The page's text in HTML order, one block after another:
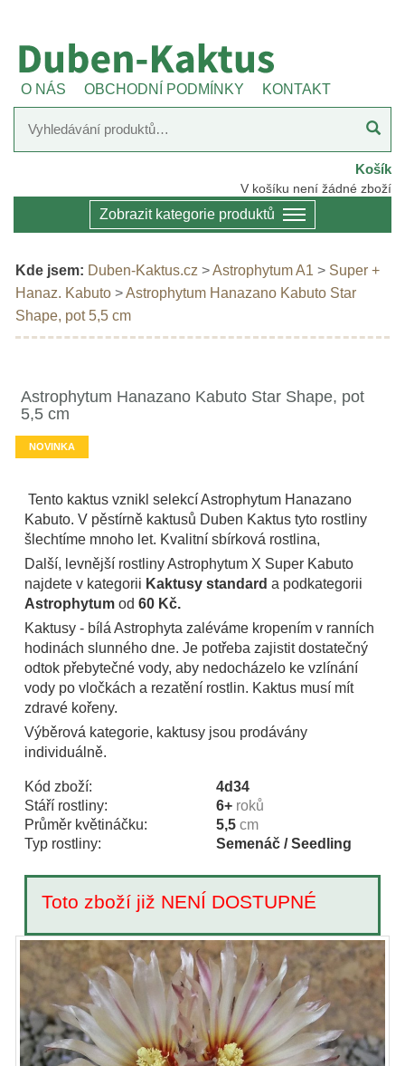
O NÁS OBCHODNÍ PODMÍNKY KONTAKT
Košík
V košíku není žádné zboží
Zobrazit kategorie produktů
Kde jsem: Duben-Kaktus.cz >Astrophytum A1 > Super +
Hanaz. Kabuto >Astrophytum Hanazano Kabuto Star
Shape, pot 5,5 cm
Astrophytum Hanazano Kabuto Star Shape, pot
5,5 cm
NOVINKA
Tento kaktus vznikl selekcí Astrophytum Hanazano
Kabuto. V pěstírně kaktusů Duben Kaktus tyto rostliny
šlechtíme mnoho let. Kvalitní sbírková rostlina,
Další, levnější rostliny Astrophytum X Super Kabuto
najdete v kategorii Kaktusy standard a podkategorii
Astrophytum od 60 Kč.
Kaktusy - bílá Astrophyta zaléváme kropením v ranních
hodinách slunného dne. Je potřeba zajistit dostatečný
odtok přebytečné vody, aby nedocházelo ke vzlínání
vody po vločkách a rezatění rostlin. Kaktus musí mít
zdravé kořeny.
Výběrová kategorie, kaktusy jsou prodávány
individuálně.
Kód zboží:
4d34
Stáří rostliny:
6+ roků
Průměr květináčku:
5,5 cm
Typ rostliny:
Semenáč / Seedling
Toto zboží již NENÍ DOSTUPNÉ